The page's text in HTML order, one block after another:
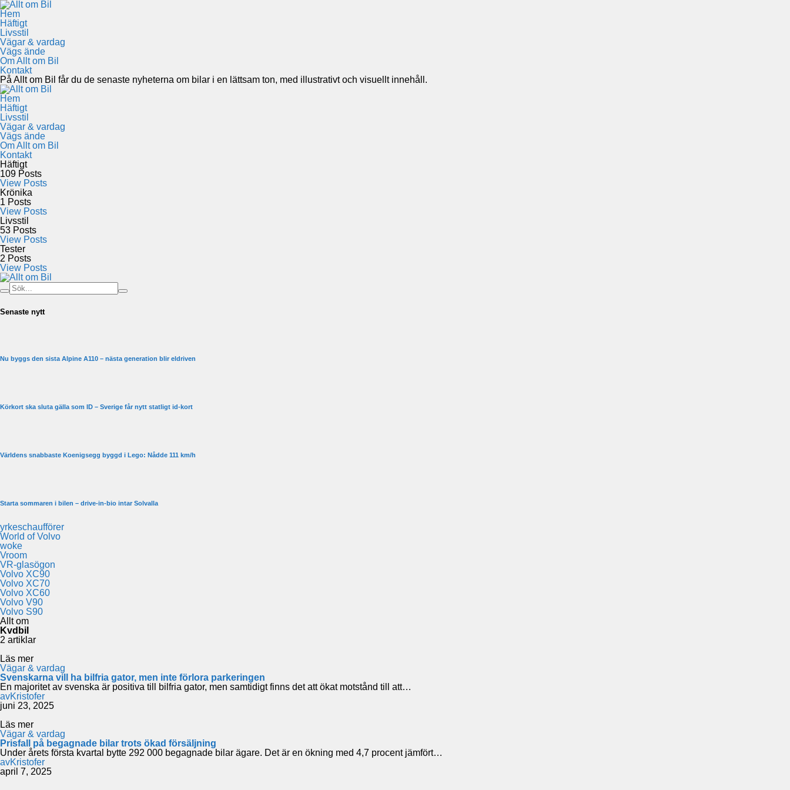
Hem
Häftigt
Livsstil
Vägar & vardag
Vägs ände
Om Allt om Bil
Kontakt
På Allt om Bil får du de senaste nyheterna om bilar i en lättsam ton, med illustrativt och visuellt innehåll.
Hem
Häftigt
Livsstil
Vägar & vardag
Vägs ände
Om Allt om Bil
Kontakt
Häftigt
109 Posts
View Posts
Krönika
1 Posts
View Posts
Livsstil
53 Posts
View Posts
Tester
2 Posts
View Posts
Senaste nytt
Nu byggs den sista Alpine A110 – nästa generation blir eldriven
Körkort ska sluta gälla som ID – Sverige får nytt statligt id-kort
Världens snabbaste Koenigsegg byggd i Lego: Nådde 111 km/h
Starta sommaren i bilen – drive-in-bio intar Solvalla
yrkeschaufförer
World of Volvo
woke
Vroom
VR-glasögon
Volvo XC90
Volvo XC70
Volvo XC60
Volvo V90
Volvo S90
Allt om
Kvdbil
2 artiklar
Läs mer
Vägar & vardag
Svenskarna vill ha bilfria gator, men inte förlora parkeringen
En majoritet av svenska är positiva till bilfria gator, men samtidigt finns det att ökat motstånd till att…
avKristofer
juni 23, 2025
Läs mer
Vägar & vardag
Prisfall på begagnade bilar trots ökad försäljning
Under årets första kvartal bytte 292 000 begagnade bilar ägare. Det är en ökning med 4,7 procent jämfört…
avKristofer
april 7, 2025